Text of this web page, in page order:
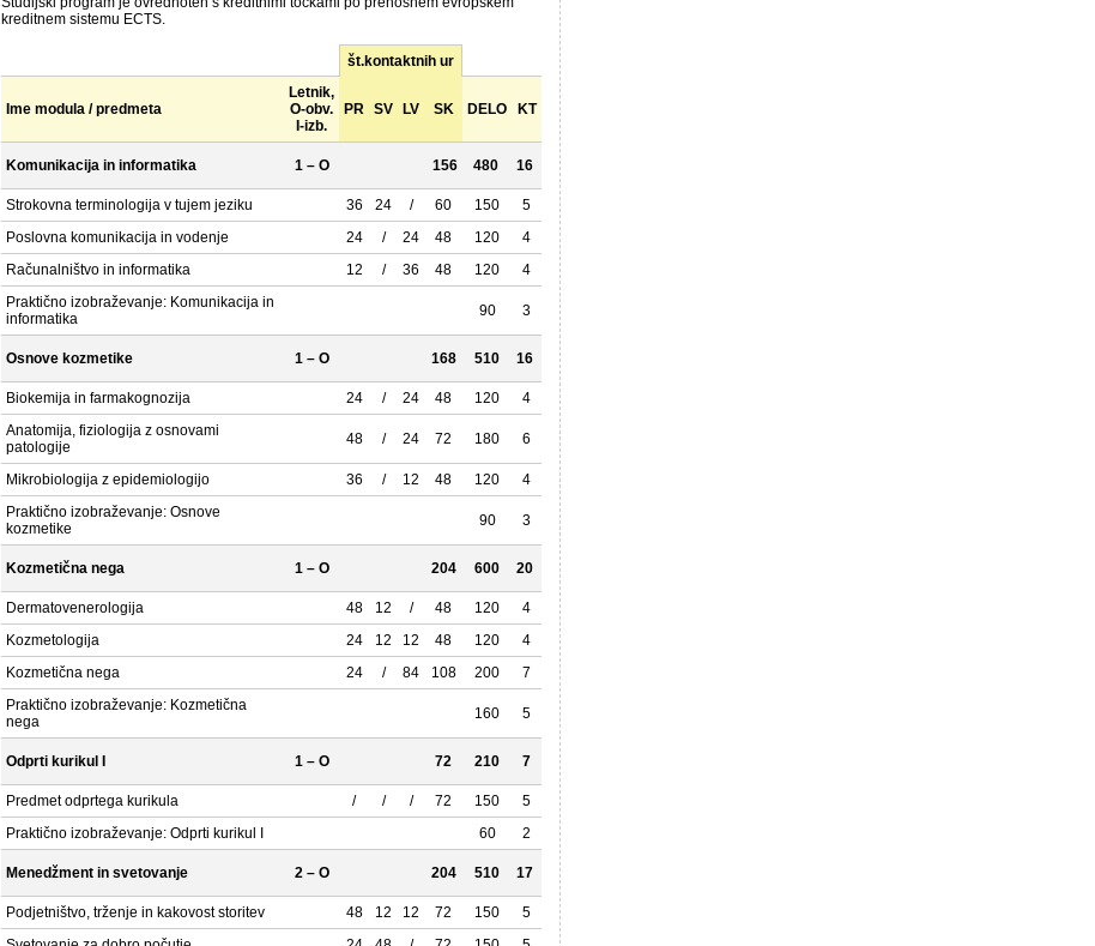
kreditnem sistemu ECTS.
št.kontaktnih ur
Ime modula / predmeta
Letnik,
O-obv.
I-izb.
PR SV LV SK DELO KT
Komunikacija in informatika 1 – O 156 480 16
Strokovna terminologija v tujem jeziku 36 24 / 60 150
5
Poslovna komunikacija in vodenje
24 / 24 48 120
4
Računalništvo in informatika
12 / 36 48 120
4
Praktično izobraževanje: Komunikacija in
informatika
90 3
Osnove kozmetike 1 – O 168 510 16
Biokemija in farmakognozija 24 / 24 48 120
4
Anatomija, fiziologija z osnovami
patologije
48 / 24 72 180 6
Mikrobiologija z epidemiologijo 36 / 12 48 120
4
Praktično izobraževanje: Osnove
kozmetike
90 3
Kozmetična nega 1 – O 204 600 20
Dermatovenerologija 48 12 / 48 120
4
Kozmetologija
24 12 12 48 120
4
Kozmetična nega
24 / 84 108 200
7
Praktično izobraževanje: Kozmetična
nega
160 5
Odprti kurikul I 1 – O 72 210 7
Predmet odprtega kurikula / / / 72 150
5
Praktično izobraževanje: Odprti kurikul I
60 2
Menedžment in svetovanje 2 – O 204 510 17
Podjetništvo, trženje in kakovost storitev 48 12 12 72 150
5